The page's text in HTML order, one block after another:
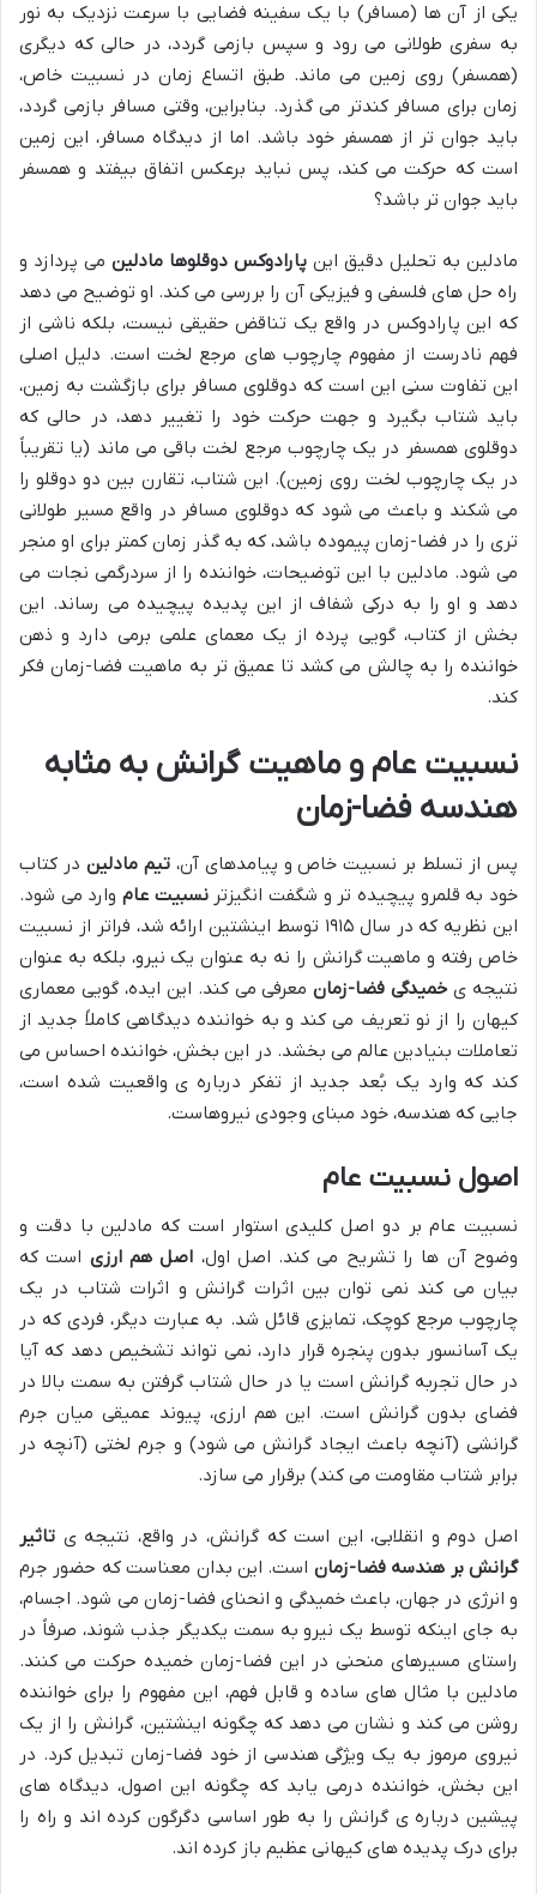
یکی از آن ها (مسافر) با یک سفینه فضایی با سرعت نزدیک به نور
به سفری طولانی می رود و سپس بازمی گردد، در حالی که دیگری
(همسفر) روی زمین می ماند. طبق اتساع زمان در نسبیت خاص،
زمان برای مسافر کندتر می گذرد. بنابراین، وقتی مسافر بازمی گردد،
باید جوان تر از همسفر خود باشد. اما از دیدگاه مسافر، این زمین
است که حرکت می کند، پس نباید برعکس اتفاق بیفتد و همسفر
باید جوان تر باشد؟
مادلین به تحلیل دقیق این پارادوکس دوقلوها مادلین می پردازد و
راه حل های فلسفی و فیزیکی آن را بررسی می کند. او توضیح می دهد
که این پارادوکس در واقع یک تناقض حقیقی نیست، بلکه ناشی از
فهم نادرست از مفهوم چارچوب های مرجع لخت است. دلیل اصلی
این تفاوت سنی این است که دوقلوی مسافر برای بازگشت به زمین،
باید شتاب بگیرد و جهت حرکت خود را تغییر دهد، در حالی که
دوقلوی همسفر در یک چارچوب مرجع لخت باقی می ماند (یا تقریباً
در یک چارچوب لخت روی زمین). این شتاب، تقارن بین دو دوقلو را
می شکند و باعث می شود که دوقلوی مسافر در واقع مسیر طولانی
تری را در فضا-زمان پیموده باشد، که به گذر زمان کمتر برای او منجر
می شود. مادلین با این توضیحات، خواننده را از سردرگمی نجات می
دهد و او را به درکی شفاف از این پدیده پیچیده می رساند. این
بخش از کتاب، گویی پرده از یک معمای علمی برمی دارد و ذهن
خواننده را به چالش می کشد تا عمیق تر به ماهیت فضا-زمان فکر
کند.
نسبیت عام و ماهیت گرانش به مثابه
هندسه فضا-زمان
پس از تسلط بر نسبیت خاص و پیامدهای آن،تیم مادلین در کتاب
خود به قلمرو پیچیده تر و شگفت انگیزترنسبیت عام وارد می شود.
این نظریه که در سال ۱۹۱۵ توسط اینشتین ارائه شد، فراتر از نسبیت
خاص رفته و ماهیت گرانش را نه به عنوان یک نیرو، بلکه به عنوان
نتیجه ی خمیدگی فضا-زمانمعرفی می کند. این ایده، گویی معماری
کیهان را از نو تعریف می کند و به خواننده دیدگاهی کاملاً جدید از
تعاملات بنیادین عالم می بخشد. در این بخش، خواننده احساس می
کند که وارد یک بُعد جدید از تفکر درباره ی واقعیت شده است،
جایی که هندسه، خود مبنای وجودی نیروهاست.
اصول نسبیت عام
نسبیت عام بر دو اصل کلیدی استوار است که مادلین با دقت و
وضوح آن ها را تشریح می کند. اصل اول، اصل هم ارزی است که
بیان می کند نمی توان بین اثرات گرانش و اثرات شتاب در یک
چارچوب مرجع کوچک، تمایزی قائل شد. به عبارت دیگر، فردی که در
یک آسانسور بدون پنجره قرار دارد، نمی تواند تشخیص دهد که آیا
در حال تجربه گرانش است یا در حال شتاب گرفتن به سمت بالا در
فضای بدون گرانش است. این هم ارزی، پیوند عمیقی میان جرم
گرانشی (آنچه باعث ایجاد گرانش می شود) و جرم لختی (آنچه در
برابر شتاب مقاومت می کند) برقرار می سازد.
اصل دوم و انقلابی، این است که گرانش، در واقع، نتیجه ی تاثیر
گرانش بر هندسه فضا-زمان است. این بدان معناست که حضور جرم
و انرژی در جهان، باعث خمیدگی و انحنای فضا-زمان می شود. اجسام،
به جای اینکه توسط یک نیرو به سمت یکدیگر جذب شوند، صرفاً در
راستای مسیرهای منحنی در این فضا-زمان خمیده حرکت می کنند.
مادلین با مثال های ساده و قابل فهم، این مفهوم را برای خواننده
روشن می کند و نشان می دهد که چگونه اینشتین، گرانش را از یک
نیروی مرموز به یک ویژگی هندسی از خود فضا-زمان تبدیل کرد. در
این بخش، خواننده درمی یابد که چگونه این اصول، دیدگاه های
پیشین درباره ی گرانش را به طور اساسی دگرگون کرده اند و راه را
برای درک پدیده های کیهانی عظیم باز کرده اند.